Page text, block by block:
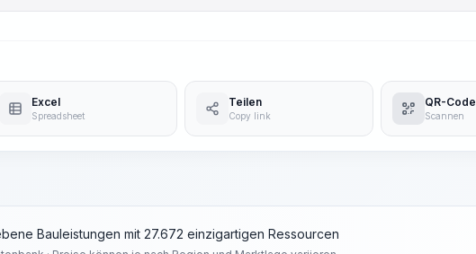
Excel
Spreadsheet
Teilen
Copy link
QR-Code
Scannen
Bauleistungen mit 27.672 einzigartigen Ressourcen